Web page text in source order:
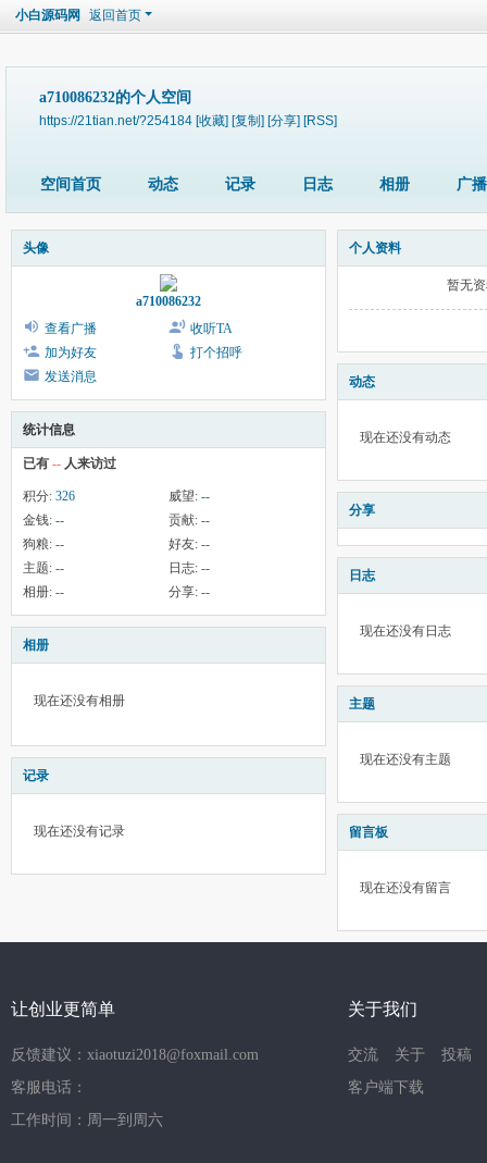
小白源码网 返回首页
a710086232的个人空间
https://21tian.net/?254184 [收藏] [复制] [分享] [RSS]
空间首页 动态 记录 日志 相册 广播
头像
a710086232
查看广播
收听TA
加为好友
打个招呼
发送消息
统计信息
已有 -- 人来访过
积分: 326 威望: --
金钱: -- 贡献: --
狗粮: -- 好友: --
主题: -- 日志: --
相册: -- 分享: --
相册
现在还没有相册
记录
现在还没有记录
个人资料
暂无
动态
现在还没有动态
分享
日志
现在还没有日志
主题
现在还没有主题
留言板
现在还没有留言
让创业更简单
反馈建议：xiaotuzi2018@foxmail.com
客服电话：
工作时间：周一到周六
关于我们
交流 关于
投稿
客户端下载